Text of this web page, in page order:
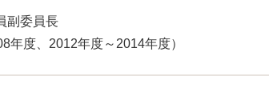
副委員長
年度、2012年度～2014年度）